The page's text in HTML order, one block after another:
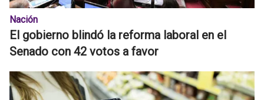
Nación
El gobierno blindó la reforma laboral en el
Senado con 42 votos a favor